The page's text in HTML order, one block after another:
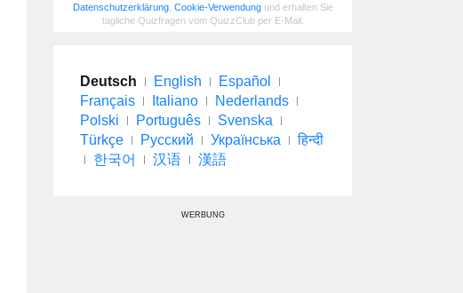
Datenschutzerklärung, Cookie-Verwendungund erhalten Sie
tägliche Quizfragen vom QuizzClub per E-Mail.
Deutsch English
Español
Français
Italiano
Nederlands
Polski
Português
Svenska
Türkçe
Русский Українська
हिन्दी
한국어
汉语 漢語
WERBUNG